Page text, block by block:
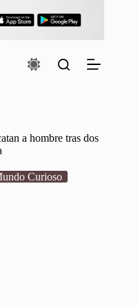
a hombre tras dos
Curioso